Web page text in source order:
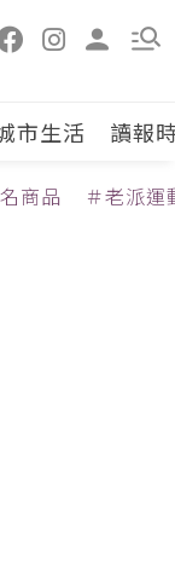
市生活 讀報
商品 ＃老派運